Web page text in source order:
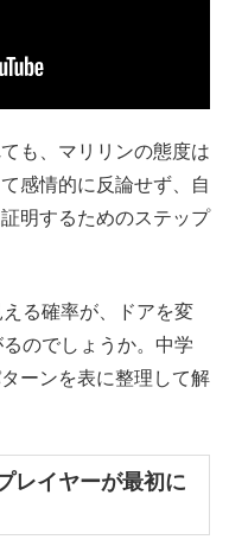
も、マリリンの態度は
感情的に反論せず、自
明するためのステップ
る確率が、ドアを変
のでしょうか。中学
ーンを表に整理して解
レイヤーが最初に